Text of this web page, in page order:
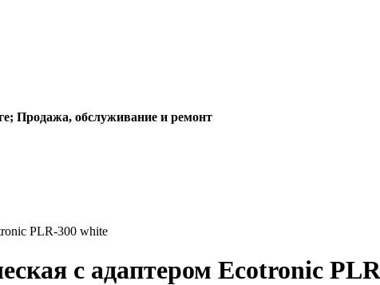
Продажа, обслуживание и ремонт
PLR-300 white
с адаптером Ecotronic